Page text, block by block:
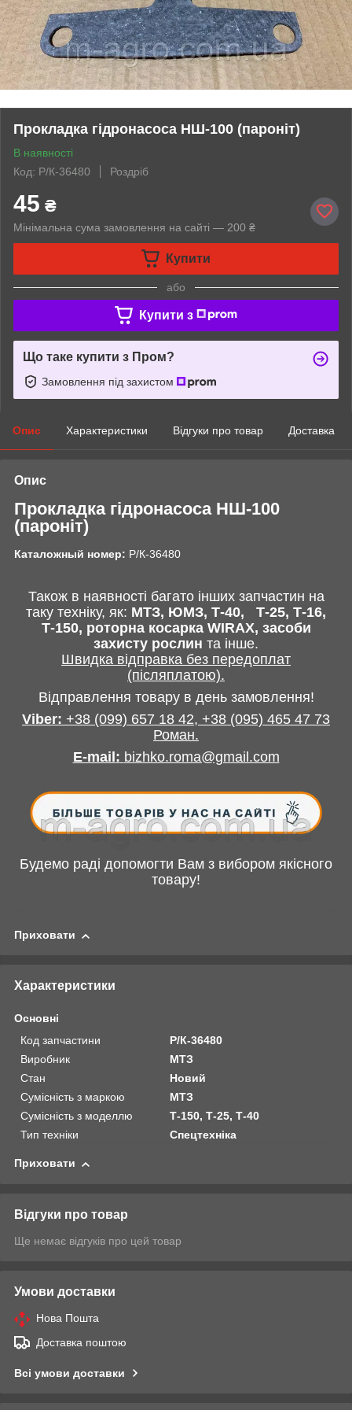
Прокладка гідронасоса НШ-100 (пароніт)
В наявності
Код: Р/К-36480
Роздріб
45 ₴
Мінімальна сума замовлення на сайті — 200 ₴
Купити
або
Купити з
Що таке купити з Пром?
Замовлення під захистом
Опис Характеристики Відгуки про товар Доставка
Опис
Прокладка гідронасоса НШ-100
(пароніт)
Каталожный номер: Р/К-36480
Також в наявності багато інших запчастин на
таку техніку, як: МТЗ, ЮМЗ, Т-40,
Т-25, Т-16,
Т-150, роторна косарка WIRAX, засоби
захисту рослин та інше.
Швидка відправка без передоплат
(післяплатою).
Відправлення товару в день замовлення!
Viber: +38 (099) 657 18 42, +38 (095) 465 47 73
Роман.
E-mail : bizhko.roma@gmail.com
Будемо раді допомогти Вам з вибором якісного
товару!
Приховати
Характеристики
Основні
Код запчастини
Р/К-36480
Виробник
МТЗ
Стан
Новий
Сумісність з маркою
МТЗ
Сумісність з моделлю
Т-150, Т-25, Т-40
Тип техніки
Спецтехніка
Приховати
Відгуки про товар
Ще немає відгуків про цей товар
Умови доставки
Нова Пошта
Доставка поштою
Всі умови доставки